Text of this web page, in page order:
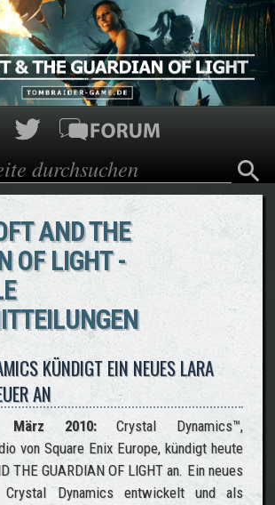
zum Inhalt
AND THE
OF LIGHT -
KÜNDIGT EIN NEUES LARA
AN
März 2010:Crystal Dynamics™,
von Square Enix Europe, kündigt heute
THE GUARDIAN OF LIGHT an. Ein neues
Dynamics entwickelt und als